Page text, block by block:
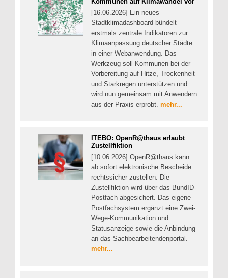
[16.06.2026] Ein neues
Stadtklimadashboard bündelt
erstmals zentrale Indikatoren zur
Klimaanpassung deutscher Städte
in einer Webanwendung. Das
Werkzeug soll Kommunen bei der
Vorbereitung auf Hitze, Trockenheit
und Starkregen unterstützen und
wird nun gemeinsam mit Anwendern
aus der Praxis erprobt. mehr...
ITEBO: OpenR@thaus erlaubt
Zustellfiktion
[10.06.2026] OpenR@thaus kann
ab sofort elektronische Bescheide
rechtssicher zustellen. Die
Zustellfiktion wird über das BundID-
Postfach abgesichert. Das eigene
Postfachsystem ergänzt eine Zwei-
Wege-Kommunikation und
Statusanzeige sowie die Anbindung
an das Sachbearbeitendenportal.
mehr...